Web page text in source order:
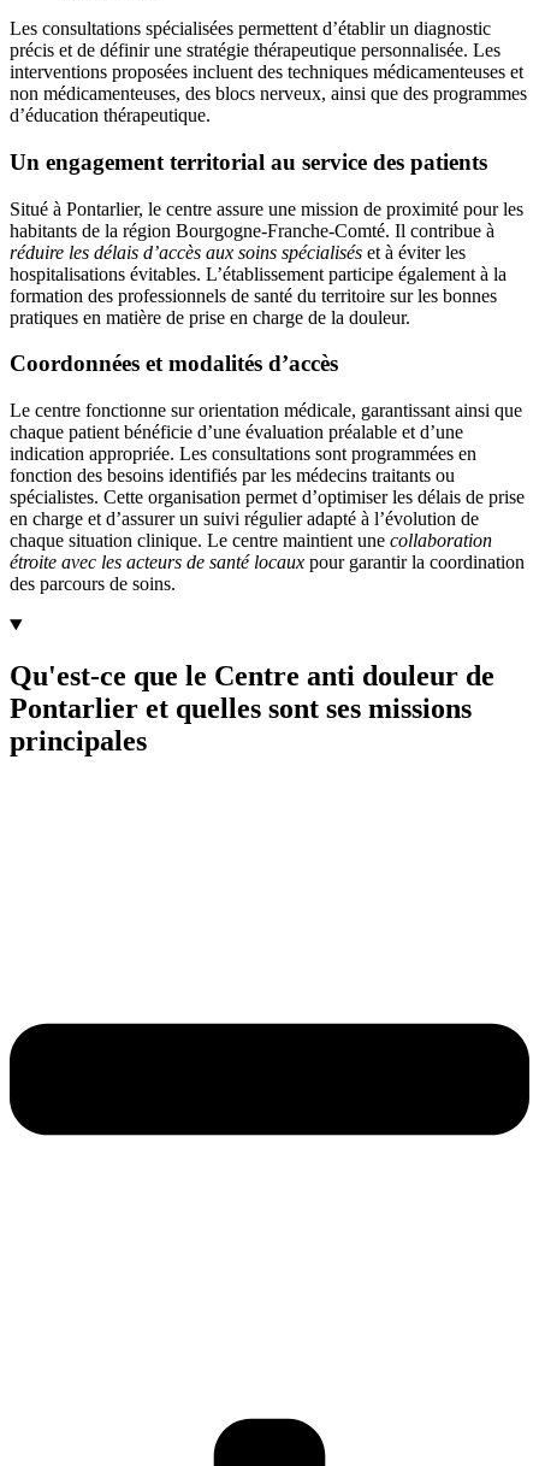
Les consultations spécialisées permettent d’établir un diagnostic
précis et de définir une stratégie thérapeutique personnalisée. Les
interventions proposées incluent des techniques médicamenteuses et
non médicamenteuses, des blocs nerveux, ainsi que des programmes
d’éducation thérapeutique.
Un engagement territorial au service des patients
Situé à Pontarlier, le centre assure une mission de proximité pour les
habitants de la région Bourgogne-Franche-Comté. Il contribue à
réduire les délais d’accès aux soins spécialisés et à éviter les
hospitalisations évitables. L’établissement participe également à la
formation des professionnels de santé du territoire sur les bonnes
pratiques en matière de prise en charge de la douleur.
Coordonnées et modalités d’accès
Le centre fonctionne sur orientation médicale, garantissant ainsi que
chaque patient bénéficie d’une évaluation préalable et d’une
indication appropriée. Les consultations sont programmées en
fonction des besoins identifiés par les médecins traitants ou
spécialistes. Cette organisation permet d’optimiser les délais de prise
en charge et d’assurer un suivi régulier adapté à l’évolution de
chaque situation clinique. Le centre maintient une collaboration
étroite avec les acteurs de santé locaux pour garantir la coordination
des parcours de soins.
Qu'est-ce que le Centre anti douleur de
Pontarlier et quelles sont ses missions
principales